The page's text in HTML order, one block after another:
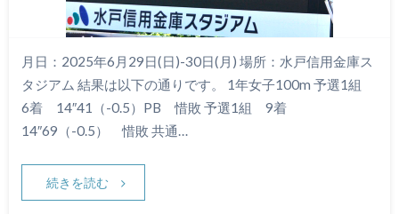
月日：2025年6月29日(日)-30日(月) 場所：水戸信用金庫ス
タジアム 結果は以下の通りです。 1年女子100m 予選1組
6着 14″41（-0.5）PB 惜敗 予選1組 9着
14″69（-0.5） 惜敗 共通…
続きを読む